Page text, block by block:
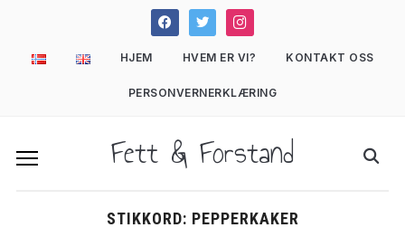
facebooktwitter instagram
HJEM HVEM ER VI? KONTAKT OSS
PERSONVERNERKLÆRING
Fett & Forstand
STIKKORD: PEPPERKAKER